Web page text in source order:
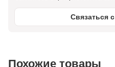
Связаться
Похожие товары